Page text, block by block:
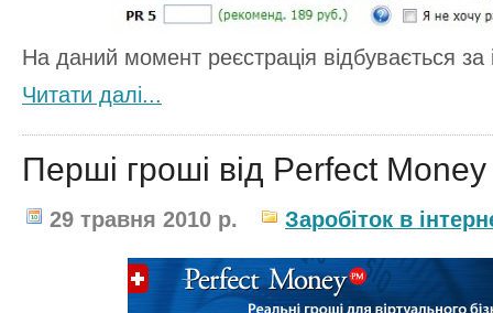
На даний момент реєстрація відбувається за
Читати далi...
Перші гроші від Perfect Money
29 травня 2010 р. Заробіток в